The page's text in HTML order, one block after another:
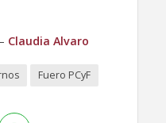
Claudia Alvaro
Fuero PCyF